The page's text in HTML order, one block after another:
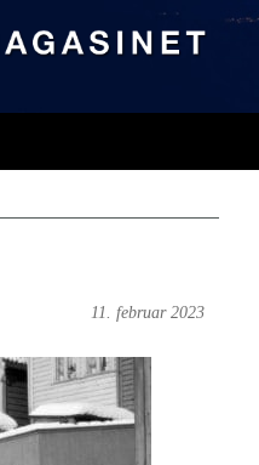
11. februar 2023